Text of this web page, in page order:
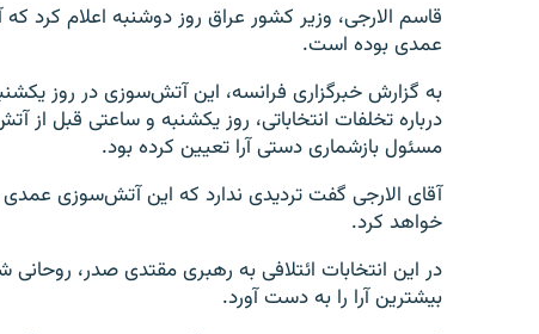
برنامه‌های رادیویی
چندرسانه‌ای
گزارش‌های تصویری
گزارش‌های ویدئویی
قاسم الارجی، وزیر کشور عراق روز دوشنبه اعلام کرد
عمدی بوده است.
به گزارش خبرگزاری فرانسه، این آتش‌سوزی در روز
مسئول بازشماری دستی آرا تعیین کرده بود.
آقای الارجی گفت تردیدی ندارد که این آتش‌سوزی عمدی
خواهد کرد.
در این انتخابات ائتلافی به رهبری مقتدی صدر،
بیشترین آرا را به دست آورد.